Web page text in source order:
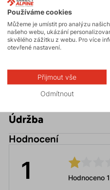
Made in Europe
Parametry
Údržba
Hodnocení
1 Hodnoceno
Používáme cookies
Můžeme je umístit pro analýzu
našeho webu, ukázání
skvělého zážitku z webu. Pro více
otevřené nastavení.
Přijmout vše
Odmítnout